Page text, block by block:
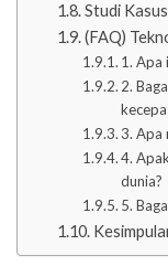
Studi Kasus
(FAQ)
1. Apa
2.
3. Apa
4.
dunia?
5.